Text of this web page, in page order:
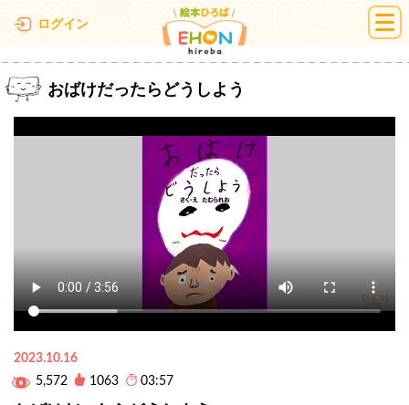
ログイン 絵本ひろば
おばけだったらどうしよう
2023.10.16
5,572
1063 03:57